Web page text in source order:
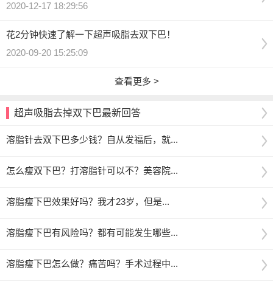
2020-12-17 18:29:56
花2分钟快速了解一下超声吸脂去双下巴！
2020-09-20 15:25:09
查看更多 >
超声吸脂去掉双下巴最新回答
溶脂针去双下巴多少钱？自从发福后，就...
怎么瘦双下巴？打溶脂针可以不？美容院...
溶脂瘦下巴效果好吗？我才23岁，但是...
溶脂瘦下巴有风险吗？都有可能发生哪些...
溶脂瘦下巴怎么做？痛苦吗？手术过程中...